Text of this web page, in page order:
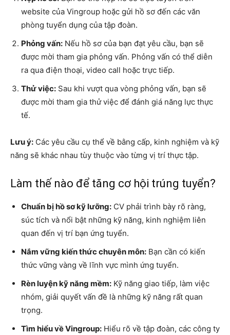
website của Vingroup hoặc gửi hồ sơ đến các văn
phòng tuyển dụng của tập đoàn.
Phỏng vấn: Nếu hồ sơ của bạn đạt yêu cầu, bạn sẽ
được mời tham gia phỏng vấn. Phỏng vấn có thể diễn
ra qua điện thoại, video call hoặc trực tiếp.
Thử việc: Sau khi vượt qua vòng phỏng vấn, bạn sẽ
được mời tham gia thử việc để đánh giá năng lực thực
tế.
Lưu ý: Các yêu cầu cụ thể về bằng cấp, kinh nghiệm và kỹ
năng sẽ khác nhau tùy thuộc vào từng vị trí thực tập.
Làm thế nào để tăng cơ hội trúng tuyển?
Chuẩn bị hồ sơ kỹ lưỡng: CV phải trình bày rõ ràng,
súc tích và nổi bật những kỹ năng, kinh nghiệm liên
quan đến vị trí bạn ứng tuyển.
Nắm vững kiến thức chuyên môn: Bạn cần có kiến
thức vững vàng về lĩnh vực mình ứng tuyển.
Rèn luyện kỹ năng mềm: Kỹ năng giao tiếp, làm việc
nhóm, giải quyết vấn đề là những kỹ năng rất quan
trọng.
Tìm hiểu về Vingroup: Hiểu rõ về tập đoàn, các công ty